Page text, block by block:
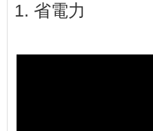
1. 省電力